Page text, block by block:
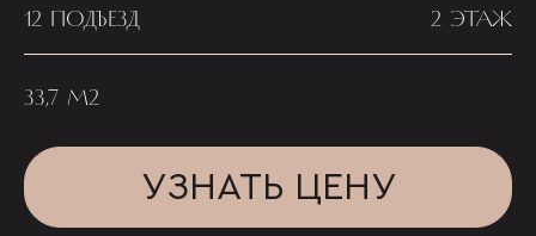
12 ПОДЪЕЗД 2 ЭТАЖ
33,7 М2
УЗНАТЬ ЦЕНУ